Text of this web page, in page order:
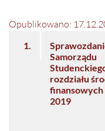
Opublikowano:
1.
Samorządu
rozdziału
2019